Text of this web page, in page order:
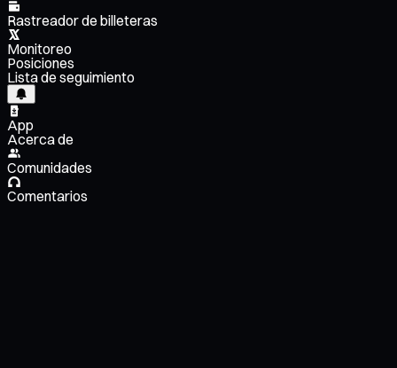
Rastreador de billeteras
Monitoreo
Posiciones
Lista de seguimiento
App
Acerca de
Comunidades
Comentarios